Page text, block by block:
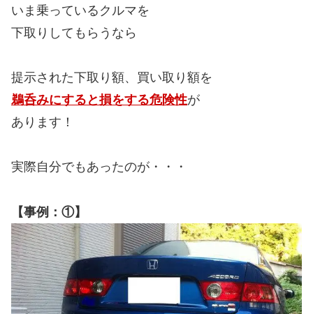
いま乗っているクルマを
下取りしてもらうなら
提示された下取り額、買い取り額を
鵜呑みにすると損をする危険性が
あります！
実際自分でもあったのが・・・
【事例：①】